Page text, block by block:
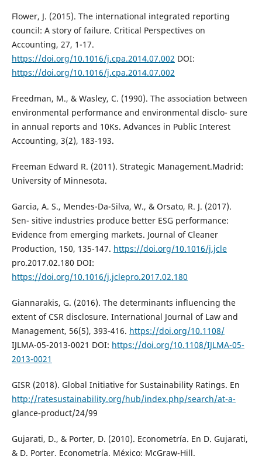
Flower, J. (2015). The international integrated reporting
council: A story of failure. Critical Perspectives on
Accounting, 27, 1-17.
https://doi.org/10.1016/j.cpa.2014.07.002 DOI:
https://doi.org/10.1016/j.cpa.2014.07.002
Freedman, M., & Wasley, C. (1990). The association between
environmental performance and environmental disclo- sure
in annual reports and 10Ks. Advances in Public Interest
Accounting, 3(2), 183-193.
Freeman Edward R. (2011). Strategic Management.Madrid:
University of Minnesota.
Garcia, A. S., Mendes-Da-Silva, W., & Orsato, R. J. (2017).
Sen- sitive industries produce better ESG performance:
Evidence from emerging markets. Journal of Cleaner
Production, 150, 135-147. https://doi.org/10.1016/j.jcle
pro.2017.02.180 DOI:
https://doi.org/10.1016/j.jclepro.2017.02.180
Giannarakis, G. (2016). The determinants influencing the
extent of CSR disclosure. International Journal of Law and
Management, 56(5), 393-416. https://doi.org/10.1108/
IJLMA-05-2013-0021 DOI: https://doi.org/10.1108/IJLMA-05-
2013-0021
GISR (2018). Global Initiative for Sustainability Ratings. En
http://ratesustainability.org/hub/index.php/search/at-a-
glance-product/24/99
Gujarati, D., & Porter, D. (2010). Econometría. En D. Gujarati,
& D. Porter, Econometría. México: McGraw-Hill.